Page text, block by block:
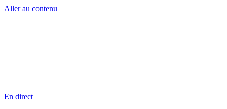
Aller au contenu
En direct